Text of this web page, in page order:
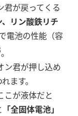
君が戻ってくる
リン酸鉄リチ
電池の性能（容
。
ン君が押し込め
ます。
こが液体だと
「全固体電池」